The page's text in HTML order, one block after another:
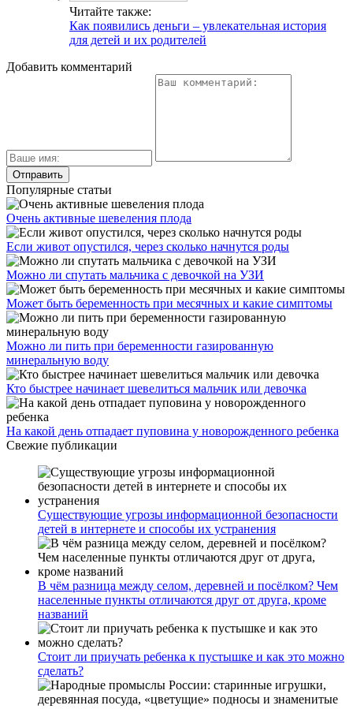
Читайте также:
Как появились деньги – увлекательная история
для детей и их родителей
Добавить комментарий
Популярные статьи
Очень активные шевеления плода
Если живот опустился, через сколько начнутся роды
Можно ли спутать мальчика с девочкой на УЗИ
Может быть беременность при месячных и какие симптомы
Можно ли пить при беременности газированную
минеральную воду
Кто быстрее начинает шевелиться мальчик или девочка
На какой день отпадает пуповина у новорожденного ребенка
Свежие публикации
Существующие угрозы информационной безопасности
детей в интернете и способы их устранения
В чём разница между селом, деревней и посёлком? Чем
населенные пункты отличаются друг от друга, кроме
названий
Стоит ли приучать ребенка к пустышке и как это можно
сделать?